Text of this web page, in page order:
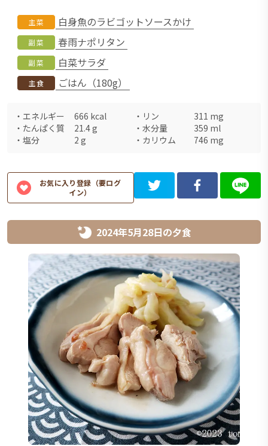
主菜 白身魚のラビゴットソースかけ
副菜 春雨ナポリタン
副菜 白菜サラダ
主食 ごはん（180g）
・ エネルギー 666 kcal ・ リン 311 mg
・ たんぱく質 21.4g ・ 水分量 359 ml
・ 塩分 2 g ・ カリウム 746 mg
お気に入り登録（要ログ
イン）
2024年5月28日の夕食